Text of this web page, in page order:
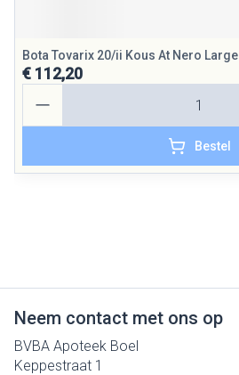
Bota Tovarix 20/ii Kous At Nero Large
€ 112,20
Bestel
Neem contact met ons op
BVBA Apoteek Boel
Keppestraat 1